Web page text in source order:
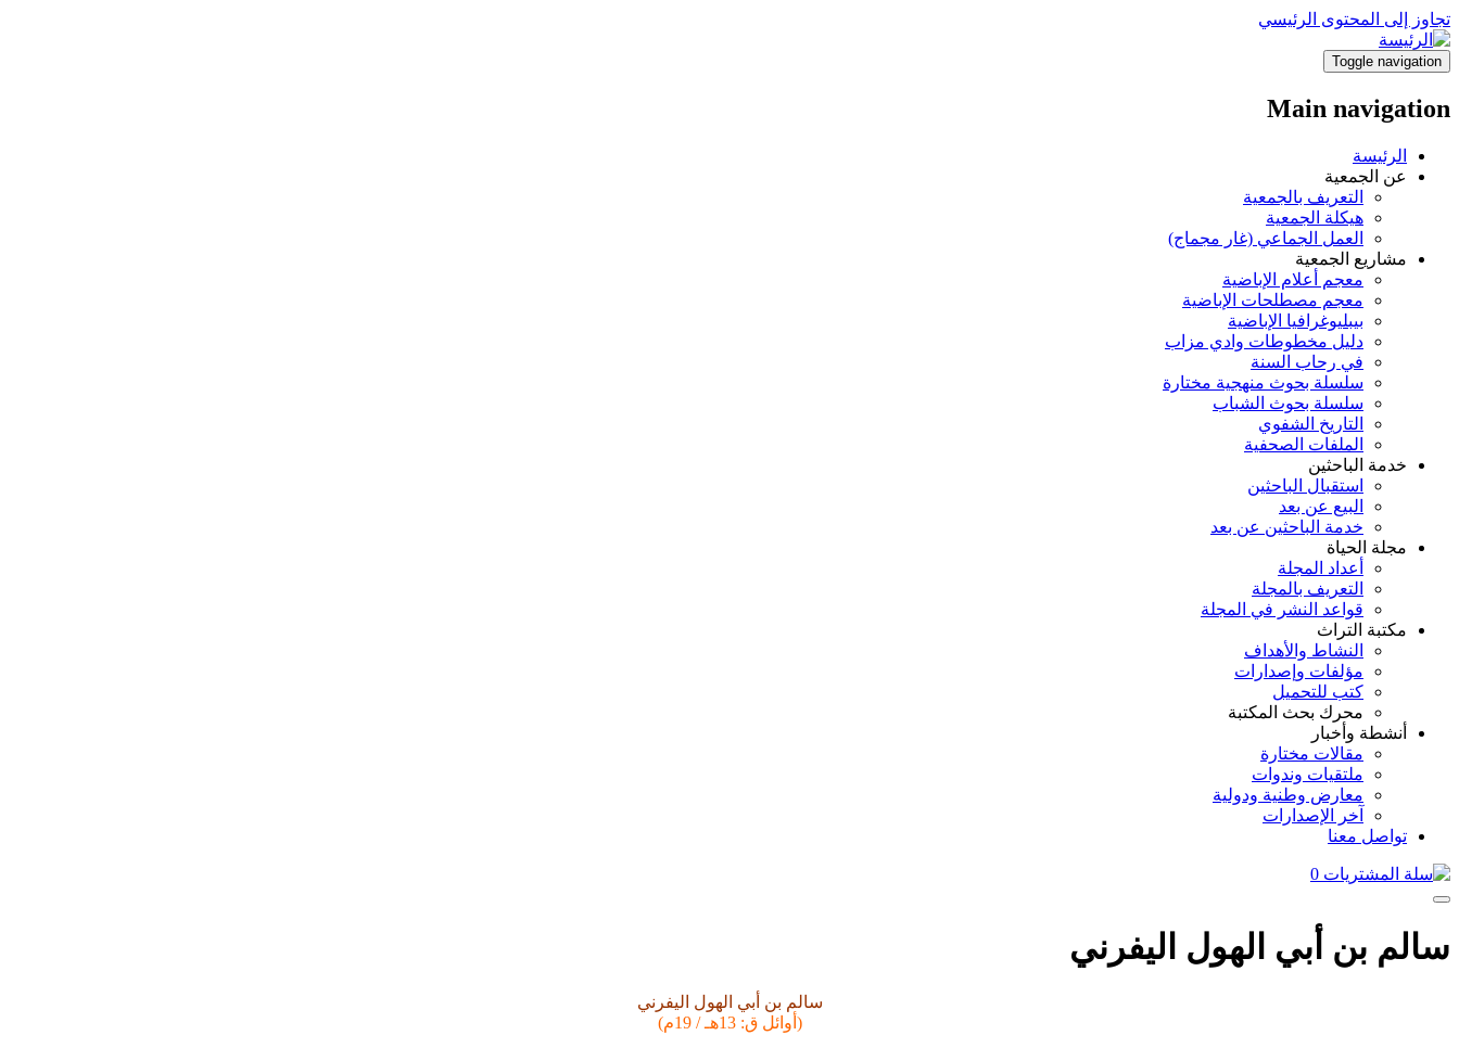
تجاوز إلى المحتوى الرئيسي
Toggle navigation
Main navigation
الرئيسة
عن الجمعية
التعريف بالجمعية
هيكلة الجمعية
العمل الجماعي (غار مجماج)
مشاريع الجمعية
معجم أعلام الإباضية
معجم مصطلحات الإباضية
بيبليوغرافيا الإباضية
دليل مخطوطات وادي مزاب
في رحاب السنة
سلسلة بحوث منهجية مختارة
سلسلة بحوث الشباب
التاريخ الشفوي
الملفات الصحفية
خدمة الباحثين
استقبال الباحثين
البيع عن بعد
خدمة الباحثين عن بعد
مجلة الحياة
أعداد المجلة
التعريف بالمجلة
قواعد النشر في المجلة
مكتبة التراث
النشاط والأهداف
مؤلفات وإصدارات
كتب للتحميل
محرك بحث المكتبة
أنشطة وأخبار
مقالات مختارة
ملتقيات وندوات
معارض وطنية ودولية
آخر الإصدارات
تواصل معنا
0
سالم بن أبي الهول اليفرني
سالم بن أبي الهول اليفرني
(أوائل ق: 13هـ / 19م)